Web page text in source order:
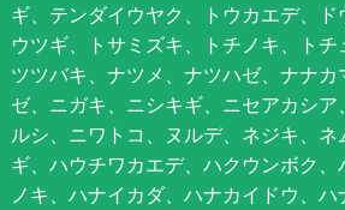
ギ、テンダイウヤク、トウカエデ、ド
ウツギ、トサミズキ、トチノキ、ト
ツツバキ、ナツメ、ナツハゼ、ナナ
ゼ、ニガキ、ニシキギ、ニセアカシ
ルシ、ニワトコ、ヌルデ、ネジキ、
ギ、ハウチワカエデ、ハクウンボク
ノキ、ハナイカダ、ハナカイドウ、ハ